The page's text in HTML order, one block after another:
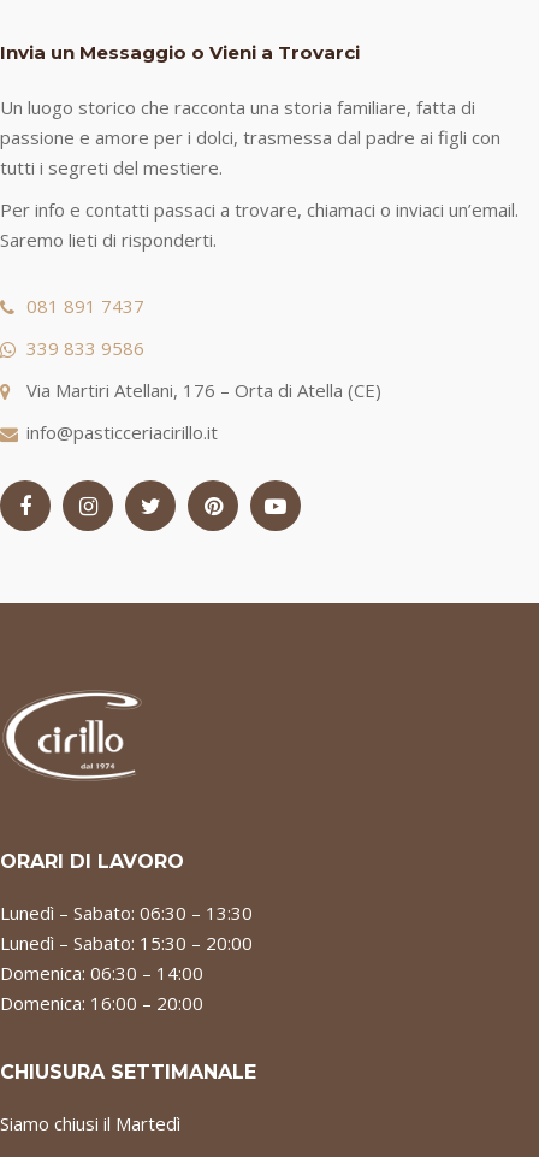
Invia un Messaggio o Vieni a Trovarci
Un luogo storico che racconta una storia familiare, fatta di
passione e amore per i dolci, trasmessa dal padre ai figli con
tutti i segreti del mestiere.
Per info e contatti passaci a trovare, chiamaci o inviaci un’email.
Saremo lieti di risponderti.
081 891 7437
339 833 9586
Via Martiri Atellani, 176 – Orta di Atella (CE)
info@pasticceriacirillo.it
ORARI DI LAVORO
Lunedì – Sabato: 06:30 – 13:30
Lunedì – Sabato: 15:30 – 20:00
Domenica: 06:30 – 14:00
Domenica: 16:00 – 20:00
CHIUSURA SETTIMANALE
Siamo chiusi il Martedì